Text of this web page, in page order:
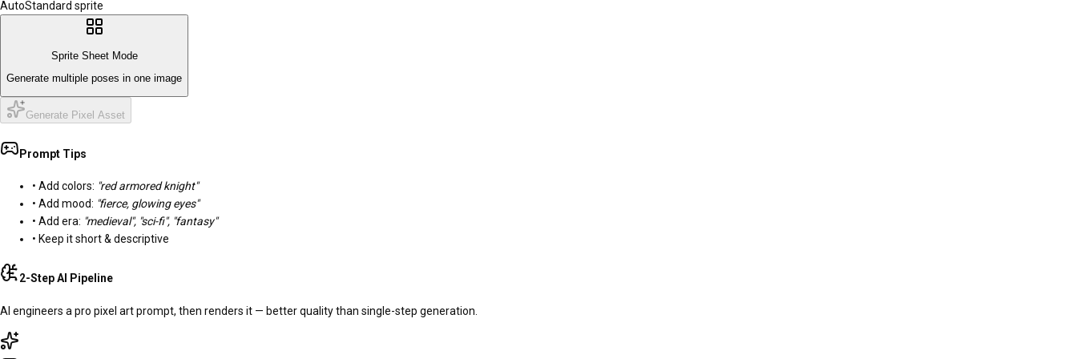
AutoStandard sprite
Sprite Sheet Mode
Generate multiple poses in one image
Generate Pixel Asset
Prompt Tips
• Add colors: "red armored knight"
• Add mood: "fierce, glowing eyes"
• Add era: "medieval", "sci-fi", "fantasy"
• Keep it short & descriptive
2-Step AI Pipeline
AI engineers a pro pixel art prompt, then renders it — better quality than single-step generation.